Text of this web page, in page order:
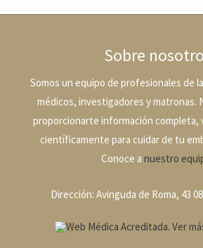
Sobre
Somos un equipo de profesionales de
médicos, investigadores y matronas.
proporcionarte información completa,
científicamente para cuidar de tu
Conoce a nuestro
Dirección: Avinguda de Roma, 43